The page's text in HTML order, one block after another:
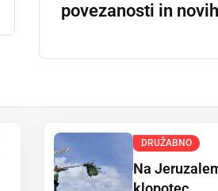
povezanosti in
DRUŽABNO
Na